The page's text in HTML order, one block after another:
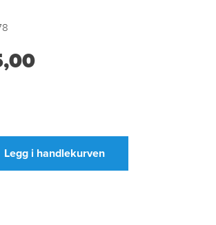
Legg i handlekurven